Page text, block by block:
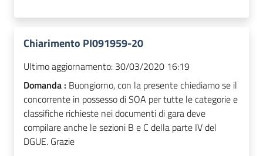
Chiarimento PI091959-20
Ultimo aggiornamento: 30/03/2020 16:19
Domanda : Buongiorno, con la presente chiediamo se il
concorrente in possesso di SOA per tutte le categorie e
classifiche richieste nei documenti di gara deve
compilare anche le sezioni B e C della parte IV del
DGUE. Grazie